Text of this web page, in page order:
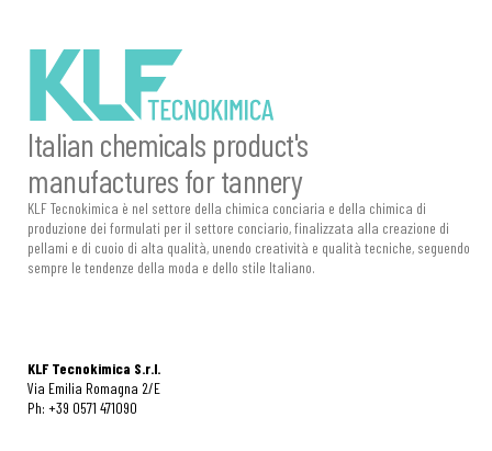
Italian chemicals product's
manufactures for tannery
KLF Tecnokimica è nel settore della chimica conciaria e della chimica di
produzione dei formulati per il settore conciario, finalizzata alla creazione di
pellami e di cuoio di alta qualità, unendo creatività e qualità tecniche, seguendo
sempre le tendenze della moda e dello stile Italiano.
KLF Tecnokimica S.r.l.
Via Emilia Romagna 2/E
Ph: +39 0571 471090